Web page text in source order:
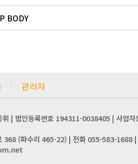
BODY
관리자
휘 | 법인등록번호 194311-0038405 | 사업
368 (파수리 465-22) | 전화 055-583-1688